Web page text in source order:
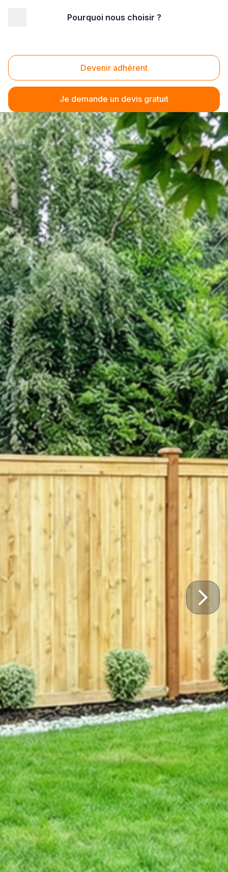
Pourquoi nous choisir ?
Devenir adhérent
Je demande un devis gratuit